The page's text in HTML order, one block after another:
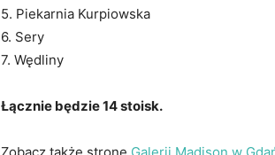
5. Piekarnia Kurpiowska
6. Sery
7. Wędliny
Łącznie będzie 14 stoisk.